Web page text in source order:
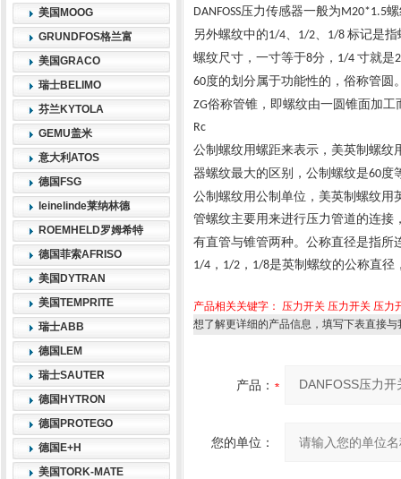
美国MOOG
GRUNDFOS格兰富
美国GRACO
瑞士BELIMO
芬兰KYTOLA
GEMU盖米
意大利ATOS
德国FSG
leinelinde莱纳林德
ROEMHELD罗姆希特
德国菲索AFRISO
美国DYTRAN
美国TEMPRITE
瑞士ABB
德国LEM
瑞士SAUTER
德国HYTRON
德国PROTEGO
德国E+H
美国TORK-MATE
DANFOSS压力传感器一般为M20*1.5
另外螺纹中的1/4、 1/2、 1/8 标记是指
螺纹尺寸，一寸等于8分， 1/4 寸就是2
60度的划分属于功能性的，俗称管圆
ZG俗称管锥，即螺纹由一圆锥面加
Rc
公制螺纹用螺距来表示，美英制螺纹
器螺纹最大的区别，公制螺纹是60度
公制螺纹用公制单位，美英制螺纹用
管螺纹主要用来进行压力管道的连接
有直管与锥管两种。公称直径是指所
1/4 ， 1/2 ， 1/8是英制螺纹的公称直径
产品相关关键字： 压力开关 压力开关 压力
想了解更详细的产品信息，填写下表直接与
产品：
您的单位：